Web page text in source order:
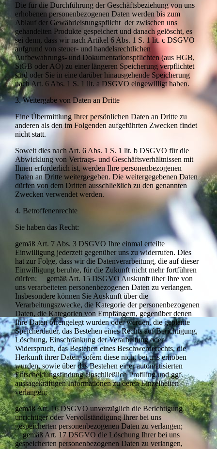
Die für die Durchführung der Geschäftsbeziehung von uns
erhobenen personenbezogenen Daten werden bis zum
Ablauf der Gewährleistungspflicht der zwischen uns
gehandelten Produkte gespeichert und danach gelöscht, es
sei denn, dass wir nach Artikel 6 Abs. 1 S. 1 lit. c DSGVO
aufgrund von steuer- und handelsrechtlichen
Aufbewahrungs- und Dokumentationspflichten (aus HGB,
StGB oder AO) zu einer längeren Speicherung verpflichtet
sind oder Sie in eine darüber hinausgehende Speicherung
nach Art. 6 Abs. 1 S. 1 lit. a DSGVO eingewilligt haben.
3. Weitergabe von Daten an Dritte
Eine Übermittlung Ihrer persönlichen Daten an Dritte zu
anderen als den im Folgenden aufgeführten Zwecken findet
nicht statt.
Soweit dies nach Art. 6 Abs. 1 S. 1 lit. b DSGVO für die
Abwicklung von Vertrags- und Geschäftsverhältnissen mit
Ihnen erforderlich ist, werden Ihre personenbezogenen
Daten an Dritte weitergegeben. Die weitergegebenen Daten
dürfen von dem Dritten ausschließlich zu den genannten
Zwecken verwendet werden.
4. Betroffenenrechte
Sie haben das Recht:
gemäß Art. 7 Abs. 3 DSGVO Ihre einmal erteilte
Einwilligung jederzeit gegenüber uns zu widerrufen. Dies
hat zur Folge, dass wir die Datenverarbeitung, die auf dieser
Einwilligung beruhte, für die Zukunft nicht mehr fortführen
dürfen; gemäß Art. 15 DSGVO Auskunft über Ihre von
uns verarbeiteten personen­bezogenen Daten zu verlangen.
Insbesondere können Sie Auskunft über die
Verarbeitungszwecke, die Kategorie der personenbezogenen
Daten, die Kategorien von Empfängern, gegenüber denen
Ihre Daten offengelegt wurden oder werden, die geplante
Speicherdauer, das Bestehen eines Rechts auf Berichtigung,
Löschung, Einschränkung der Verarbeitung oder
Widerspruch, das Bestehen eines Beschwer­derechts, die
Herkunft ihrer Daten, sofern diese nicht bei uns erhoben
wurden, sowie über das Bestehen einer automatisierten
Entscheidungsfindung einschließlich Profiling und ggf.
aussagekräftigen Informationen zu deren Einzelheiten
verlangen;
gemäß Art. 16 DSGVO unverzüglich die Berichtigung
unrichtiger oder Vervoll­ständigung Ihrer bei uns
gespeicherten personenbezogenen Daten zu verlangen;
gemäß Art. 17 DSGVO die Löschung Ihrer bei uns
gespeicherten personenbezogenen Daten zu verlangen,